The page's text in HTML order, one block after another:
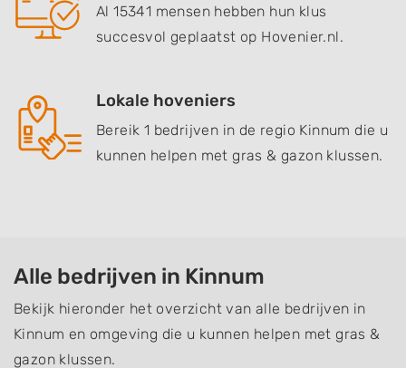
Al 15341 mensen hebben hun klus
succesvol geplaatst op Hovenier.nl.
Lokale hoveniers
Bereik 1 bedrijven in de regio Kinnum die u
kunnen helpen met gras & gazon klussen.
Alle bedrijven in Kinnum
Bekijk hieronder het overzicht van alle bedrijven in
Kinnum en omgeving die u kunnen helpen met gras &
gazon klussen.